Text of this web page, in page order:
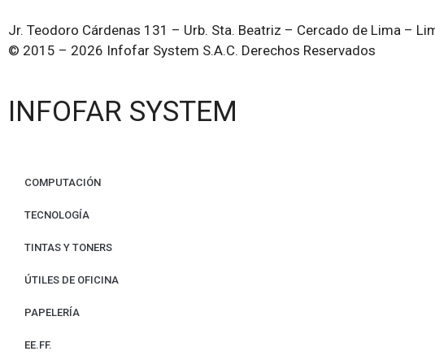
Jr. Teodoro Cárdenas 131 – Urb. Sta. Beatriz – Cercado de Lima –
© 2015 – 2026 Infofar System S.A.C. Derechos Reservados
INFOFAR SYSTEM
COMPUTACIÓN
TECNOLOGÍA
TINTAS Y TONERS
ÚTILES DE OFICINA
PAPELERÍA
EE.FF.